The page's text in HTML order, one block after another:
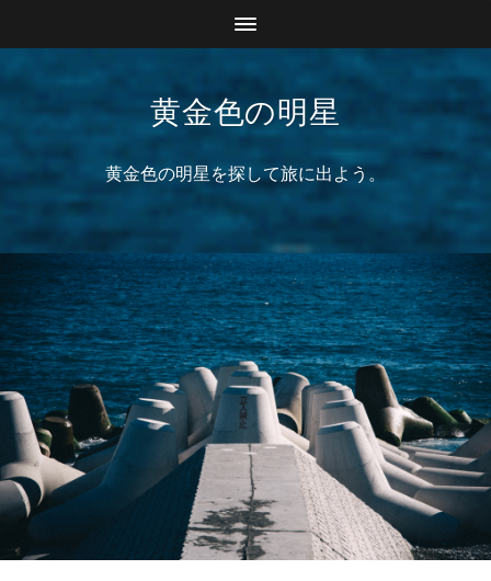
黄金色の明星
黄金色の明星を探して旅に出よう。